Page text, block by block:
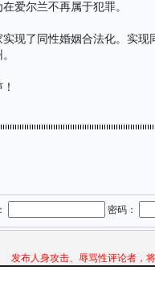
爱尔兰不再属于犯罪。
实现了同性婚姻合法化。实
密码：
发布人身攻击、辱骂性评论者，